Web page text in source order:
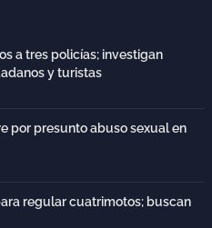
a tres policías; investigan
y turistas
por presunto abuso sexual en
regular cuatrimotos; buscan